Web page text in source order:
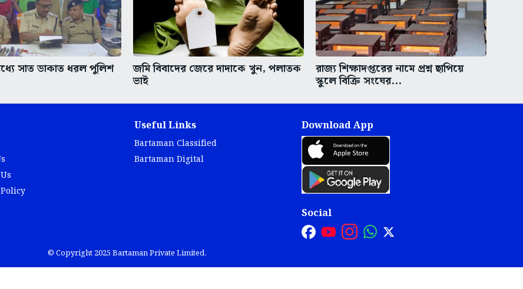
সাত ডাকাত ধরল পুলিশ জমি বিবাদের জেরে দাদাকে খুন, পলাতক
ভাই
রাজ্য শিক্ষাদপ্তরের নামে প্রশ্ন ছাপিয়ে
স্কুলে বিক্রি সংঘের...
Useful Links
Bartaman Classified
Bartaman Digital
Download App
Social
© Copyright 2025 Bartaman Private Limited.